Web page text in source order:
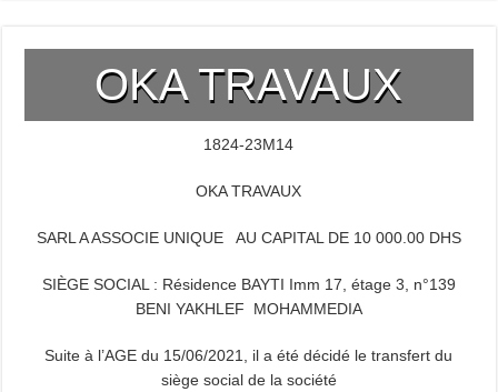
OKA TRAVAUX
1824-23M14
OKA TRAVAUX
SARL A ASSOCIE UNIQUE AU CAPITAL DE 10 000.00 DHS
SIÈGE SOCIAL : Résidence BAYTI Imm 17, étage 3, n°139
BENI YAKHLEF MOHAMMEDIA
Suite à l’AGE du 15/06/2021, il a été décidé le transfert du
siège social de la société